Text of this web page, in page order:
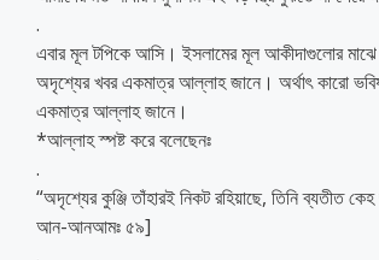
.
এবার মূল টপিকে আসি। ইসলামের মূল আকীদাগুলোর মাঝে
অদৃশ্যের খবর একমাত্র আল্লাহ জানে। অর্থাৎ কারো
একমাত্র আল্লাহ জানে।
*আল্লাহ স্পষ্ট করে বলেছেনঃ
.
“অদৃশ্যের কুঞ্জি তাঁহারই নিকট রহিয়াছে, তিনি ব্যতীত
আন-আনআমঃ ৫৯]
.